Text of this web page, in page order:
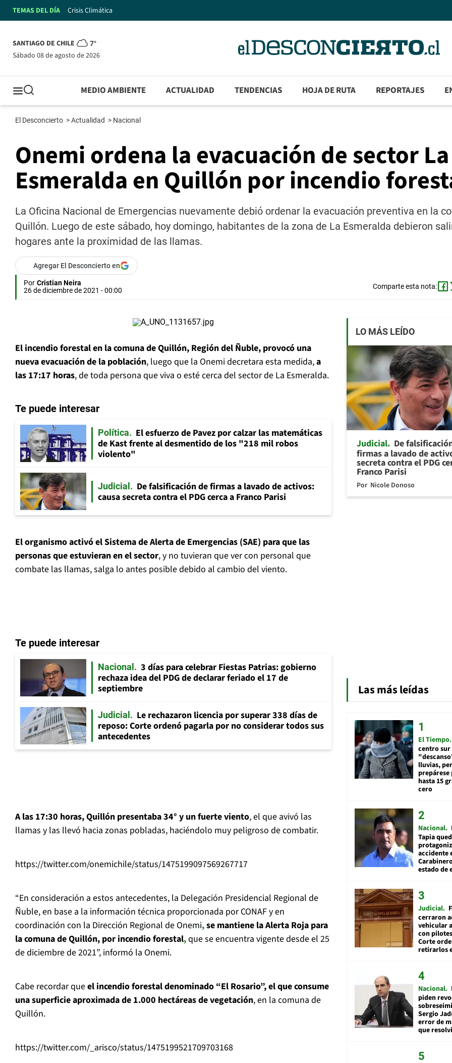
TEMAS DEL DÍA Crisis Climática
SANTIAGO DE CHILE 7°
sábado 08 de agosto de 2026
MEDIO AMBIENTE ACTUALIDAD TENDENCIAS HOJA DE RUTA REPORTAJES
El Desconcierto >Actualidad > Nacional
Onemi ordena la evacuación de sector La
Esmeralda en Quillón por incendio
La Oficina Nacional de Emergencias nuevamente debió ordenar la evacuación preventiva en la
Quillón. Luego de este sábado, hoy domingo, habitantes de la zona de La Esmeralda debieron
hogares ante la proximidad de las llamas.
Agregar El Desconcierto en
Por Cristian Neira
26 de diciembre de 2021 - 00:00
Comparte esta nota:
El incendio forestal en la comuna de Quillón, Región del Ñuble, provocó una
nueva evacuación de la población, luego que la Onemi decretara esta medida,a
las 17:17 horas, de toda persona que viva o esté cerca del sector de La Esmeralda.
Te puede interesar
Política
El esfuerzo de Pavez por calzar las matemáticas
de Kast frente al desmentido de los "218 mil robos
violento"
Judicial
De falsificación de firmas a lavado de activos:
causa secreta contra el PDG cerca a Franco Parisi
El organismo activó el Sistema de Alerta de Emergencias (SAE) para que las
personas que estuvieran en el sector, y no tuvieran que ver con personal que
combate las llamas, salga lo antes posible debido al cambio del viento.
Te puede interesar
Nacional
3 días para celebrar Fiestas Patrias: gobierno
rechaza idea del PDG de declarar feriado el 17 de
septiembre
Judicial
Le rechazaron licencia por superar 338 días de
reposo: Corte ordenó pagarla por no considerar todos sus
antecedentes
A las 17:30 horas, Quillón presentaba 34° y un fuerte viento, el que avivó las
llamas y las llevó hacia zonas pobladas, haciéndolo muy peligroso de combatir.
https://twitter.com/onemichile/status/1475199097569267717
“En consideración a estos antecedentes, la Delegación Presidencial Regional de
Ñuble, en base a la información técnica proporcionada por CONAF y en
coordinación con la Dirección Regional de Onemi,se mantiene la Alerta Roja para
la comuna de Quillón, por incendio forestal,que se encuentra vigente desde el 25
de diciembre de 2021”, informó la Onemi.
Cabe recordar queel incendio forestal denominado “El Rosario”, el que consume
una superficie aproximada de 1.000 hectáreas de vegetación, en la comuna de
Quillón.
https://twitter.com/_arisco/status/1475199521709703168
LO MÁS LEÍDO
Judicial De
firmas a lavado de
secreta contra el PDG
Franco Parisi
Por Nicole Donoso
Las más leídas
El Tiempo
centro
lluvias,
hasta 15
cero
Nacional
Tapia
accidente
estado de
Judicial
cerraron
vehicular
con
Corte
retirarlos
Nacional
piden
Sergio
error de
que